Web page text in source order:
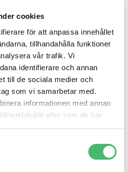
cookies
för att anpassa innehållet
tillhandahålla funktioner
vår trafik. Vi
identifierare och annan
till de sociala medier och
som vi samarbetar med.
informationen med annan
eller som de har
deras tjänster.
Men för mig har det känts
i nära samarbete med
ofta som en förlängning av
snarare än en extern
Vi har ett nära och
utan att låsa kunderna i långa
jag är väldigt stolt och glad
och utbilda kunder, kreatörer